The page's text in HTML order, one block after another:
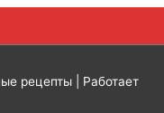
рецепты | Работает